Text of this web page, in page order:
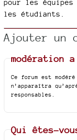
pour les
les étudiants.
Ajouter un
modération
Ce forum est
n’apparaîtra
responsables.
Qui êtes-